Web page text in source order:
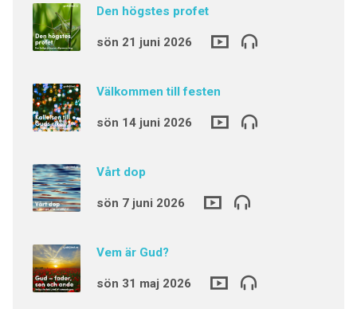
Den högstes profet
sön 21 juni 2026
Välkommen till festen
sön 14 juni 2026
Vårt dop
sön 7 juni 2026
Vem är Gud?
sön 31 maj 2026